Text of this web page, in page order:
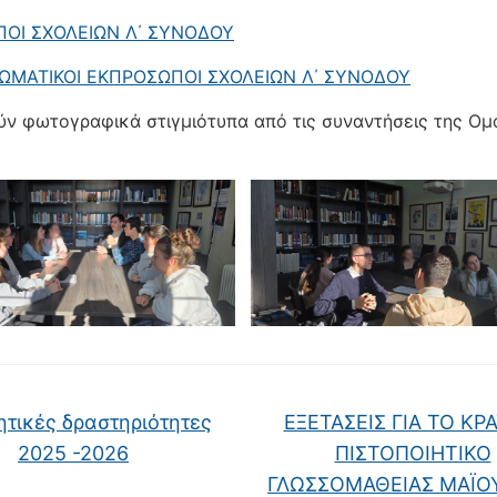
ΣΧΟΛΕΙΩΝ Λ΄ ΣΥΝΟΔΟΥ
ΕΚΠΡΟΣΩΠΟΙ ΣΧΟΛΕΙΩΝ Λ΄ ΣΥΝΟΔΟΥ
φωτογραφικά στιγμιότυπα από τις συναντήσεις της
δραστηριότητες
2025 -2026
ΕΞΕΤΑΣΕΙΣ ΓΙΑ ΤΟ
ΠΙΣΤΟΠΟΙΗΤΙΚΟ
ΓΛΩΣΣΟΜΑΘΕΙΑΣ